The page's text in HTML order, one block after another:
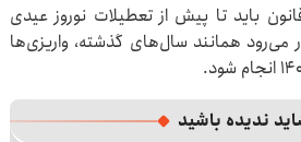
باید تا پیش از تعطیلات نوروز عیدی
می‌رود همانند سال‌های گذشته، واریزی‌ها
ندیده باشید